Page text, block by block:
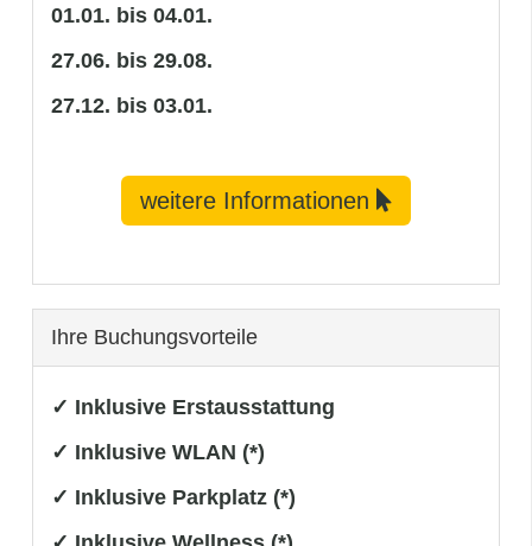
01.01. bis 04.01.
27.06. bis 29.08.
27.12. bis 03.01.
weitere Informationen
Ihre Buchungsvorteile
✓ Inklusive Erstausstattung
✓ Inklusive WLAN (*)
✓ Inklusive Parkplatz (*)